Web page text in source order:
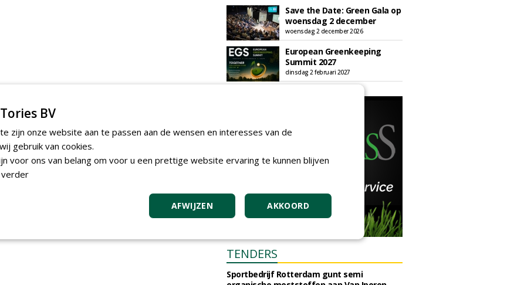
Save the Date: Green Gala op
woensdag 2 december
woensdag 2 december 2026
European Greenkeeping
Summit 2027
dinsdag 2 februari 2027
TENDERS
Sportbedrijf Rotterdam gunt semi
BV
zijn onze website aan te passen aan de wensen en interesses van de
gebruik van cookies.
voor ons van belang om voor u een prettige website ervaring te kunnen blijven
AKKOORD
AFWIJZEN